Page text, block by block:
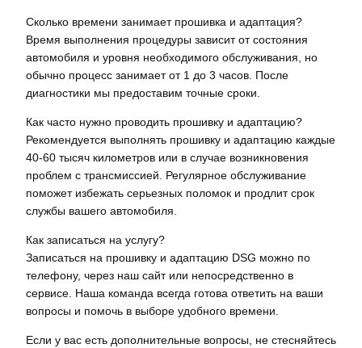
Сколько времени занимает прошивка и адаптация?
Время выполнения процедуры зависит от состояния
автомобиля и уровня необходимого обслуживания, но
обычно процесс занимает от 1 до 3 часов. После
диагностики мы предоставим точные сроки.
Как часто нужно проводить прошивку и адаптацию?
Рекомендуется выполнять прошивку и адаптацию каждые
40-60 тысяч километров или в случае возникновения
проблем с трансмиссией. Регулярное обслуживание
поможет избежать серьезных поломок и продлит срок
службы вашего автомобиля.
Как записаться на услугу?
Записаться на прошивку и адаптацию DSG можно по
телефону, через наш сайт или непосредственно в
сервисе. Наша команда всегда готова ответить на ваши
вопросы и помочь в выборе удобного времени.
Если у вас есть дополнительные вопросы, не стесняйтесь